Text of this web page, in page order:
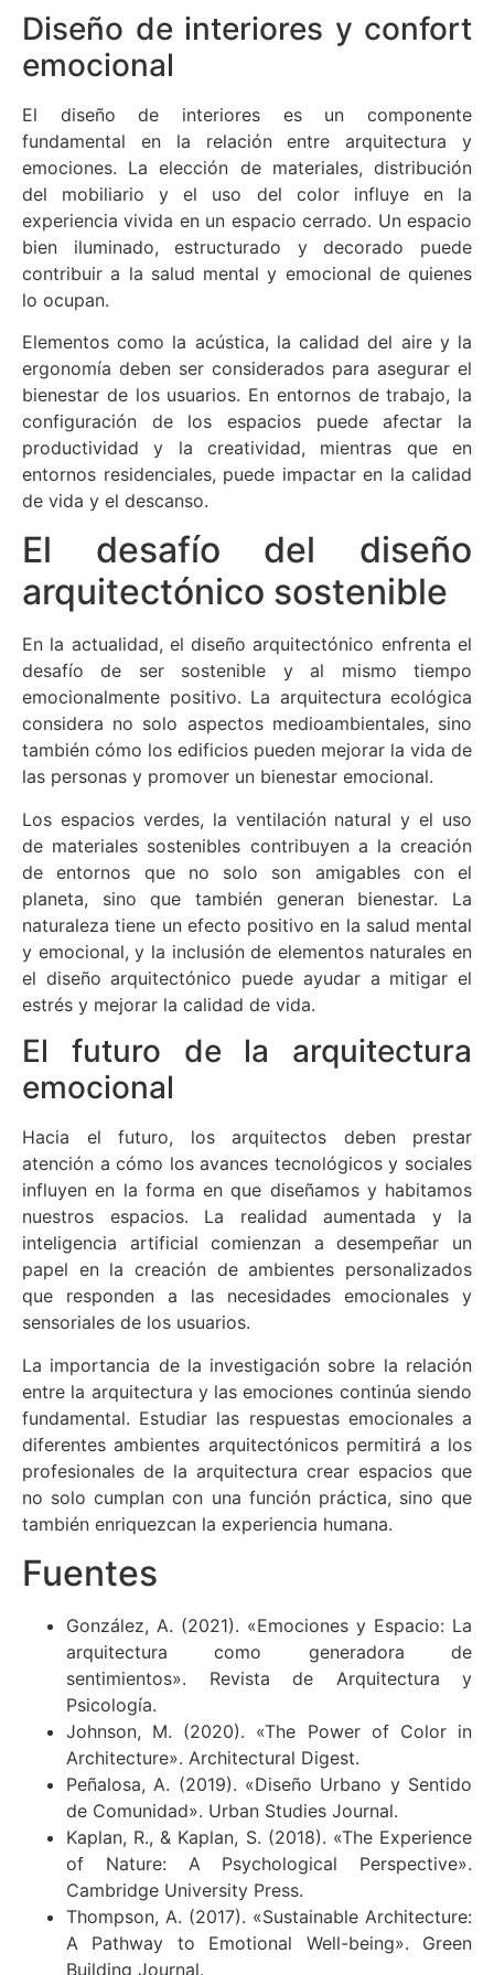
Diseño de interiores y confort
emocional
El diseño de interiores es un componente
fundamental en la relación entre arquitectura y
emociones. La elección de materiales, distribución
del mobiliario y el uso del color influye en la
experiencia vivida en un espacio cerrado. Un espacio
bien iluminado, estructurado y decorado puede
contribuir a la salud mental y emocional de quienes
lo ocupan.
Elementos como la acústica, la calidad del aire y la
ergonomía deben ser considerados para asegurar el
bienestar de los usuarios. En entornos de trabajo, la
configuración de los espacios puede afectar la
productividad y la creatividad, mientras que en
entornos residenciales, puede impactar en la calidad
de vida y el descanso.
El desafío del diseño
arquitectónico sostenible
En la actualidad, el diseño arquitectónico enfrenta el
desafío de ser sostenible y al mismo tiempo
emocionalmente positivo. La arquitectura ecológica
considera no solo aspectos medioambientales, sino
también cómo los edificios pueden mejorar la vida de
las personas y promover un bienestar emocional.
Los espacios verdes, la ventilación natural y el uso
de materiales sostenibles contribuyen a la creación
de entornos que no solo son amigables con el
planeta, sino que también generan bienestar. La
naturaleza tiene un efecto positivo en la salud mental
y emocional, y la inclusión de elementos naturales en
el diseño arquitectónico puede ayudar a mitigar el
estrés y mejorar la calidad de vida.
El futuro de la arquitectura
emocional
Hacia el futuro, los arquitectos deben prestar
atención a cómo los avances tecnológicos y sociales
influyen en la forma en que diseñamos y habitamos
nuestros espacios. La realidad aumentada y la
inteligencia artificial comienzan a desempeñar un
papel en la creación de ambientes personalizados
que responden a las necesidades emocionales y
sensoriales de los usuarios.
La importancia de la investigación sobre la relación
entre la arquitectura y las emociones continúa siendo
fundamental. Estudiar las respuestas emocionales a
diferentes ambientes arquitectónicos permitirá a los
profesionales de la arquitectura crear espacios que
no solo cumplan con una función práctica, sino que
también enriquezcan la experiencia humana.
Fuentes
González, A. (2021). «Emociones y Espacio: La
arquitectura como generadora de
sentimientos». Revista de Arquitectura y
Psicología.
Johnson, M. (2020). «The Power of Color in
Architecture». Architectural Digest.
Peñalosa, A. (2019). «Diseño Urbano y Sentido
de Comunidad». Urban Studies Journal.
Kaplan, R., & Kaplan, S. (2018). «The Experience
of Nature: A Psychological Perspective».
Cambridge University Press.
Thompson, A. (2017). «Sustainable Architecture:
A Pathway to Emotional Well-being». Green
Building Journal.